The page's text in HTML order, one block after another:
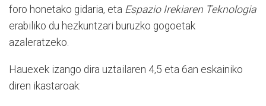
foro honetako gidaria, eta Espazio Irekiaren Teknologia
erabiliko du hezkuntzari buruzko gogoetak
azaleratzeko.
Hauexek izango dira uztailaren 4,5 eta 6an eskainiko
diren ikastaroak: